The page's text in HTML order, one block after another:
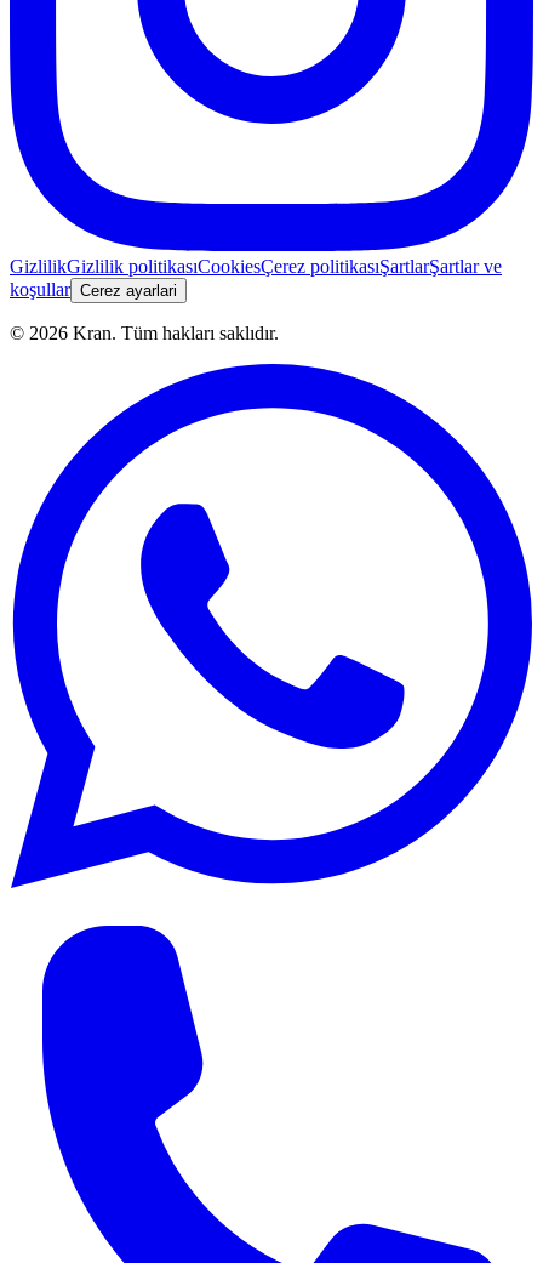
GizlilikGizlilik politikasıCookiesÇerez politikasıŞartlarŞartlar ve
koşullar Cerez ayarlari
© 2026 Kran. Tüm hakları saklıdır.